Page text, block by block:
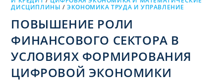
ДИСЦИПЛИНЫ /ЭКОНОМИКА ТРУДА И УПРАВЛЕНИЕ
ПОВЫШЕНИЕ РОЛИ
ФИНАНСОВОГО СЕКТОРА В
УСЛОВИЯХ ФОРМИРОВАНИЯ
ЦИФРОВОЙ ЭКОНОМИКИ